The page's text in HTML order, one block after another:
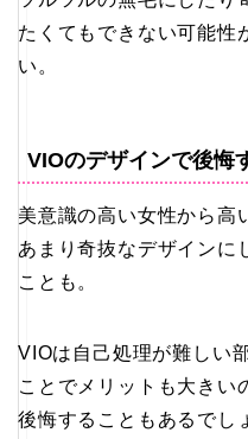
たくてもできない可能性
い。
VIOのデザインで後悔
美意識の高い女性から高
あまり奇抜なデザインに
ことも。
VIOは自己処理が難しい
ことでメリットも大きい
後悔することもあるでし